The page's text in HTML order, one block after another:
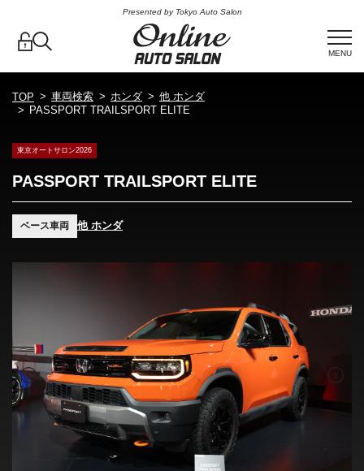
Presented by Tokyo Auto Salon
MENU
TOP 車両検索 ホンダ
他 ホンダ
PASSPORT TRAILSPORT ELITE
東京オートサロン2026
PASSPORT TRAILSPORT ELITE
ベース車両 他 ホンダ